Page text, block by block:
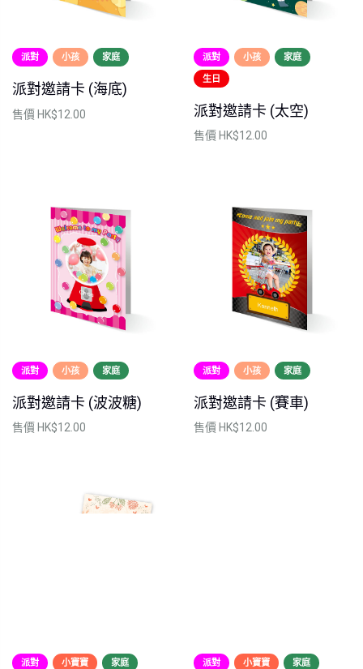
派對 小孩 家庭
派對邀請卡 (海底)
售價HK$12.00
派對 小孩 家庭
生日
派對邀請卡 (太空)
售價 HK$12.00
派對 小孩 家庭
派對邀請卡 (波波糖)
售價 HK$12.00
派對 小孩 家庭
派對邀請卡 (賽車)
售價 HK$12.00
派對 小寶寶 家庭 派對 小寶寶 家庭